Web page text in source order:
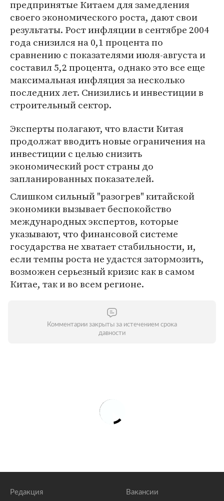
предпринятые Китаем для замедления
своего экономического роста, дают свои
результаты. Рост инфляции в сентябре 2004
года снизился на 0,1 процента по
сравнению с показателями июля-августа и
составил 5,2 процента, однако это все еще
максимальная инфляция за несколько
последних лет. Снизились и инвестиции в
строительный сектор.
Эксперты полагают, что власти Китая
продолжат вводить новые ограничения на
инвестиции с целью снизить
экономический рост страны до
запланированных показателей.
Слишком сильный "разогрев" китайской
экономики вызывает беспокойство
международных экспертов, которые
указывают, что финансовой системе
государства не хватает стабильности, и,
если темпы роста не удастся затормозить,
возможен серьезный кризис как в самом
Китае, так и во всем регионе.
Комментарии закрыты за истечением срока
давности
Редакция Вакансии